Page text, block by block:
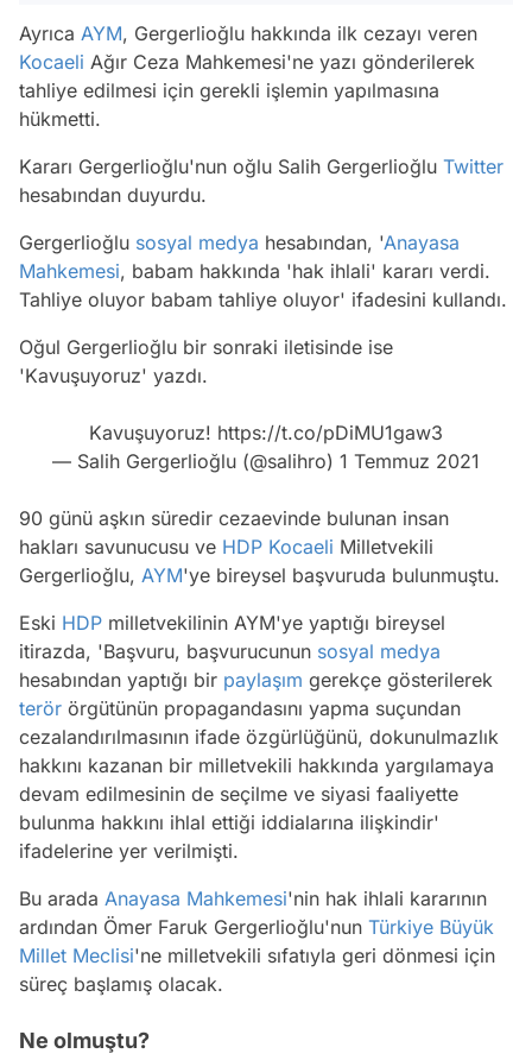
Ayrıca AYM, Gergerlioğlu hakkında ilk cezayı veren
Kocaeli Ağır Ceza Mahkemesi'ne yazı gönderilerek
tahliye edilmesi için gerekli işlemin yapılmasına
hükmetti.
Kararı Gergerlioğlu'nun oğlu Salih Gergerlioğlu Twitter
hesabından duyurdu.
Gergerlioğlu sosyal medya hesabından, 'Anayasa
Mahkemesi, babam hakkında 'hak ihlali' kararı verdi.
Tahliye oluyor babam tahliye oluyor' ifadesini kullandı.
Oğul Gergerlioğlu bir sonraki iletisinde ise
'Kavuşuyoruz' yazdı.
Kavuşuyoruz! https://t.co/pDiMU1gaw3
— Salih Gergerlioğlu (@salihro) 1 Temmuz 2021
90 günü aşkın süredir cezaevinde bulunan insan
hakları savunucusu ve HDP Kocaeli Milletvekili
Gergerlioğlu, AYM'ye bireysel başvuruda bulunmuştu.
Eski HDP milletvekilinin AYM'ye yaptığı bireysel
itirazda, 'Başvuru, başvurucunun sosyal medya
hesabından yaptığı bir paylaşım gerekçe gösterilerek
terör örgütünün propagandasını yapma suçundan
cezalandırılmasının ifade özgürlüğünü, dokunulmazlık
hakkını kazanan bir milletvekili hakkında yargılamaya
devam edilmesinin de seçilme ve siyasi faaliyette
bulunma hakkını ihlal ettiği iddialarına ilişkindir'
ifadelerine yer verilmişti.
Bu arada Anayasa Mahkemesi'nin hak ihlali kararının
ardından Ömer Faruk Gergerlioğlu'nun Türkiye Büyük
Millet Meclisi'ne milletvekili sıfatıyla geri dönmesi için
süreç başlamış olacak.
Ne olmuştu?